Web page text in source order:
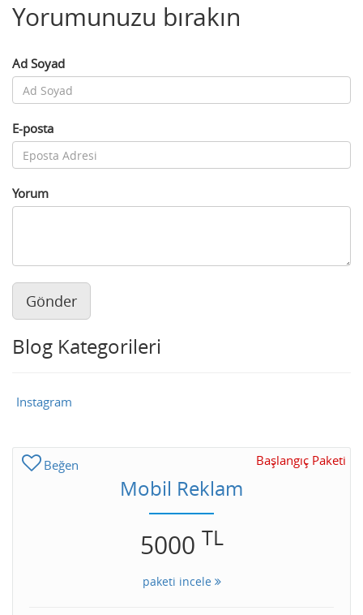
Yorumunuzu bırakın
Ad Soyad
E-posta
Yorum
Gönder
Blog Kategorileri
Instagram
Beğen Başlangıç Paketi
Mobil Reklam
5000 TL
paketi incele